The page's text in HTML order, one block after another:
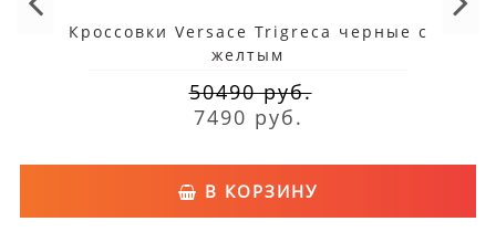
Кроссовки Versace Trigreca черные с
желтым
50490 руб.
7490 руб.
В КОРЗИНУ